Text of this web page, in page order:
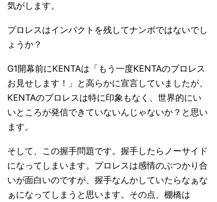
気がします。
プロレスはインパクトを残してナンボではないでし
ょうか？
G1開幕前にKENTAは「もう一度KENTAのプロレス
お見せします！」と高らかに宣言していましたが、
KENTAのプロレスは特に印象もなく、世界的にい
いところが発信できていないんじゃないか？と思い
ます。
そして、この握手問題です。握手したらノーサイド
になってしまいます。プロレスは感情のぶつかり合
いが面白いのですが、握手なんかしていたらなぁな
ぁになってしまうと思います。その点、棚橋は